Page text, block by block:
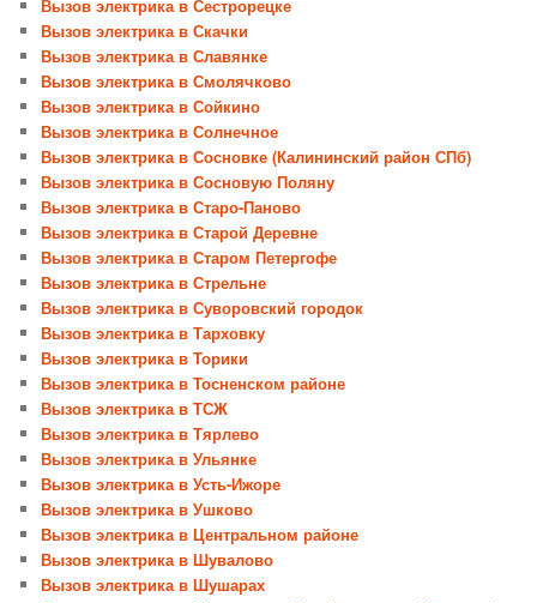
Вызов электрика в Сестрорецке
Вызов электрика в Скачки
Вызов электрика в Славянке
Вызов электрика в Смолячково
Вызов электрика в Сойкино
Вызов электрика в Солнечное
Вызов электрика в Сосновке (Калининский район СПб)
Вызов электрика в Сосновую Поляну
Вызов электрика в Старо-Паново
Вызов электрика в Старой Деревне
Вызов электрика в Старом Петергофе
Вызов электрика в Стрельне
Вызов электрика в Суворовский городок
Вызов электрика в Тарховку
Вызов электрика в Торики
Вызов электрика в Тосненском районе
Вызов электрика в ТСЖ
Вызов электрика в Тярлево
Вызов электрика в Ульянке
Вызов электрика в Усть-Ижоре
Вызов электрика в Ушково
Вызов электрика в Центральном районе
Вызов электрика в Шувалово
Вызов электрика в Шушарах